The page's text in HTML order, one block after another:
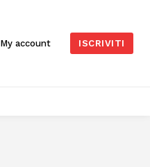
My account ISCRIVITI